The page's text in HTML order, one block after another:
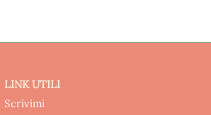
LINK UTILI
Scrivimi